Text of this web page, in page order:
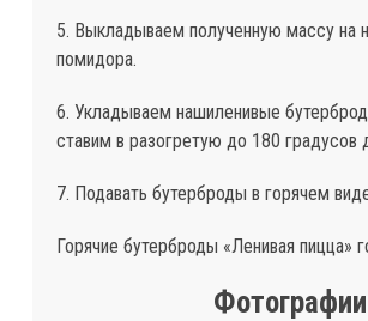
5. Выкладываем полученную массу на
помидора.
6. Укладываем нашиленивые
ставим в разогретую до 180 градусов
7. Подавать бутерброды в горячем
Горячие бутерброды «Ленивая пицца»